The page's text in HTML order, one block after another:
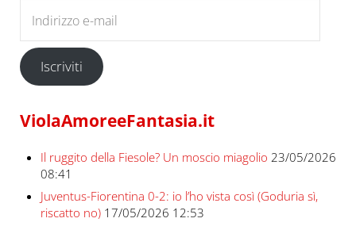
Iscriviti
ViolaAmoreeFantasia.it
Il ruggito della Fiesole? Un moscio miagolio 23/05/2026
08:41
Juventus-Fiorentina 0-2: io l’ho vista così (Goduria sì,
riscatto no) 17/05/2026 12:53